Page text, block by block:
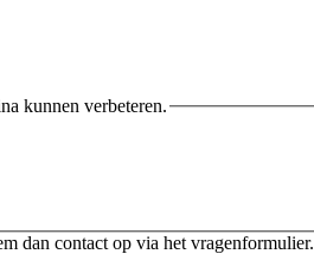
kunnen verbeteren.
dan contact op via het vragenformulier.